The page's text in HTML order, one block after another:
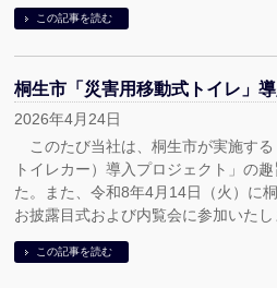
この記事を読む
桐生市「災害用移動式トイレ」
2026年4月24日
このたび当社は、桐生市が実施す
トイレカー）導入プロジェクト」の
た。また、令和8年4月14日（火）に
お披露目式および内覧会に参加いたし
この記事を読む